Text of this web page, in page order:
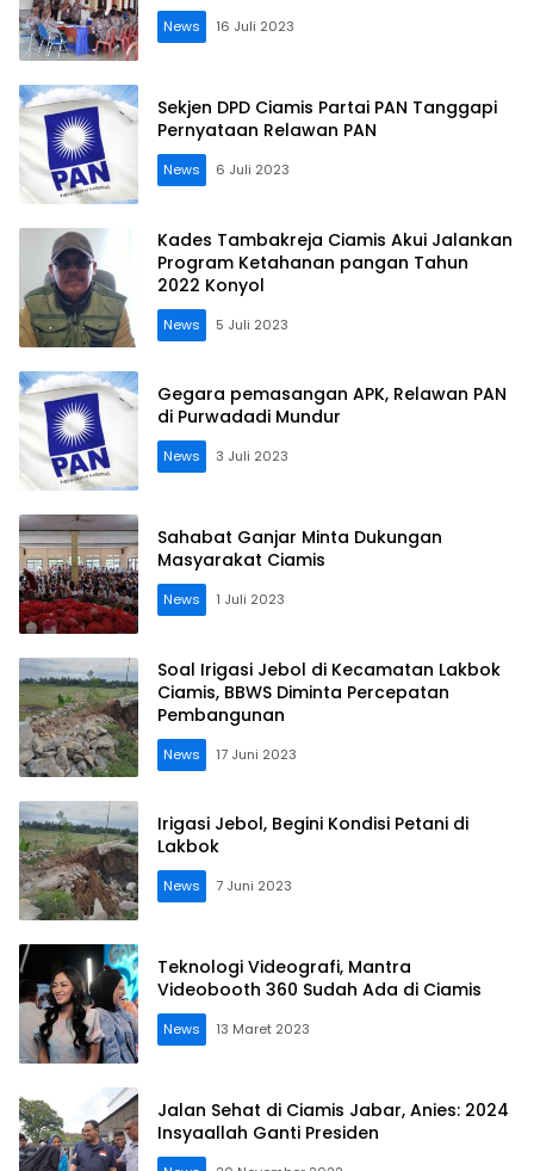
News 16 Juli 2023
Sekjen DPD Ciamis Partai PAN Tanggapi
Pernyataan Relawan PAN
News 6 Juli 2023
Kades Tambakreja Ciamis Akui Jalankan
Program Ketahanan pangan Tahun
2022 Konyol
News 5 Juli 2023
Gegara pemasangan APK, Relawan PAN
di Purwadadi Mundur
News 3 Juli 2023
Sahabat Ganjar Minta Dukungan
Masyarakat Ciamis
News 1 Juli 2023
Soal Irigasi Jebol di Kecamatan Lakbok
Ciamis, BBWS Diminta Percepatan
Pembangunan
News 17 Juni 2023
Irigasi Jebol, Begini Kondisi Petani di
Lakbok
News 7 Juni 2023
Teknologi Videografi, Mantra
Videobooth 360 Sudah Ada di Ciamis
News 13 Maret 2023
Jalan Sehat di Ciamis Jabar, Anies: 2024
Insyaallah Ganti Presiden